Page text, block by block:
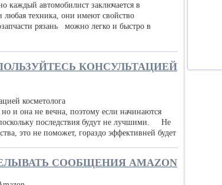
каждый автомобилист заключается в
любая техника, они имеют свойство
рязань можно легко и быстро в
КОНСУЛЬТАЦИЕЙ
и она не вечна, поэтому если начинаются
последствия будут не лучшими. Не
это не поможет, гораздо эффективней будет
СООБЩЕНИЯ AMAZON